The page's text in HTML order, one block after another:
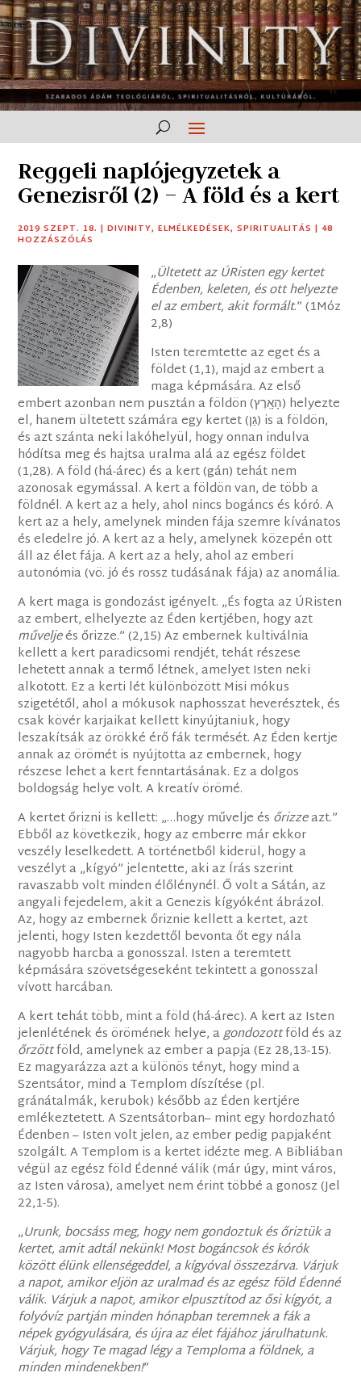
Reggeli naplójegyzetek a
Genezisről (2) – A föld és a kert
2019 SZEPT. 18. |DIVINITY,ELMÉLKEDÉSEK,SPIRITUALITÁS | 48
HOZZÁSZÓLÁS
„Ültetett az ÚRisten egy kertet
Édenben, keleten, és ott helyezte
el az embert, akit formált.” (1Móz
2,8)
Isten teremtette az eget és a
földet (1,1), majd az embert a
maga képmására. Az első
embert azonban nem pusztán a földön (הָאָֽרֶץ) helyezte
el, hanem ültetett számára egy kertet (גַּן) is a földön,
és azt szánta neki lakóhelyül, hogy onnan indulva
hódítsa meg és hajtsa uralma alá az egész földet
(1,28). A föld (há-árec) és a kert (gán) tehát nem
azonosak egymással. A kert a földön van, de több a
földnél. A kert az a hely, ahol nincs bogáncs és kóró. A
kert az a hely, amelynek minden fája szemre kívánatos
és eledelre jó. A kert az a hely, amelynek közepén ott
áll az élet fája. A kert az a hely, ahol az emberi
autonómia (vö. jó és rossz tudásának fája) az anomália.
A kert maga is gondozást igényelt. „És fogta az ÚRisten
az embert, elhelyezte az Éden kertjében, hogy azt
műveljeés őrizze.” (2,15) Az embernek kultiválnia
kellett a kert paradicsomi rendjét, tehát részese
lehetett annak a termő létnek, amelyet Isten neki
alkotott. Ez a kerti lét különbözött Misi mókus
szigetétől, ahol a mókusok naphosszat heverésztek, és
csak kövér karjaikat kellett kinyújtaniuk, hogy
leszakítsák az örökké érő fák termését. Az Éden kertje
annak az örömét is nyújtotta az embernek, hogy
részese lehet a kert fenntartásának. Ez a dolgos
boldogság helye volt. A kreatív örömé.
A kertet őrizni is kellett: „…hogy művelje és őrizzeazt.”
Ebből az következik, hogy az emberre már ekkor
veszély leselkedett. A történetből kiderül, hogy a
veszélyt a „kígyó” jelentette, aki az Írás szerint
ravaszabb volt minden élőlénynél. Ő volt a Sátán, az
angyali fejedelem, akit a Genezis kígyóként ábrázol.
Az, hogy az embernek őriznie kellett a kertet, azt
jelenti, hogy Isten kezdettől bevonta őt egy nála
nagyobb harcba a gonosszal. Isten a teremtett
képmására szövetségeseként tekintett a gonosszal
vívott harcában.
A kert tehát több, mint a föld (há-árec). A kert az Isten
jelenlétének és örömének helye, agondozottföld és az
őrzöttföld, amelynek az ember a papja (Ez 28,13-15).
Ez magyarázza azt a különös tényt, hogy mind a
Szentsátor, mind a Templom díszítése (pl.
gránátalmák, kerubok) később az Éden kertjére
emlékeztetett. A Szentsátorban– mint egy hordozható
Édenben – Isten volt jelen, az ember pedig papjaként
szolgált. A Templom is a kertet idézte meg. A Bibliában
végül az egész föld Édenné válik (már úgy, mint város,
az Isten városa), amelyet nem érint többé a gonosz (Jel
22,1-5).
„Urunk, bocsáss meg, hogy nem gondoztuk és őriztük a
kertet, amit adtál nekünk! Most bogáncsok és kórók
között élünk ellenségeddel, a kígyóval összezárva. Várjuk
a napot, amikor eljön az uralmad és az egész föld Édenné
válik. Várjuk a napot, amikor elpusztítod az ősi kígyót, a
folyóvíz partján minden hónapban teremnek a fák a
népek gyógyulására, és újra az élet fájához járulhatunk.
Várjuk, hogy Te magad légy a Temploma a földnek, a
minden mindenekben!”